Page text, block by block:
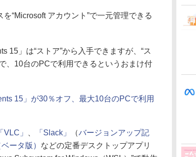
“Microsoft アカウント”で一元管理できる
」は“ストア”から入手できますが、“ス
、10台のPCで利用できるというおまけ付
15」が30％オフ、最大10台のPCで利用
「VLC」 「Slack」 （バージョンアップ記
ータ版） などの定番デスクトップアプリ